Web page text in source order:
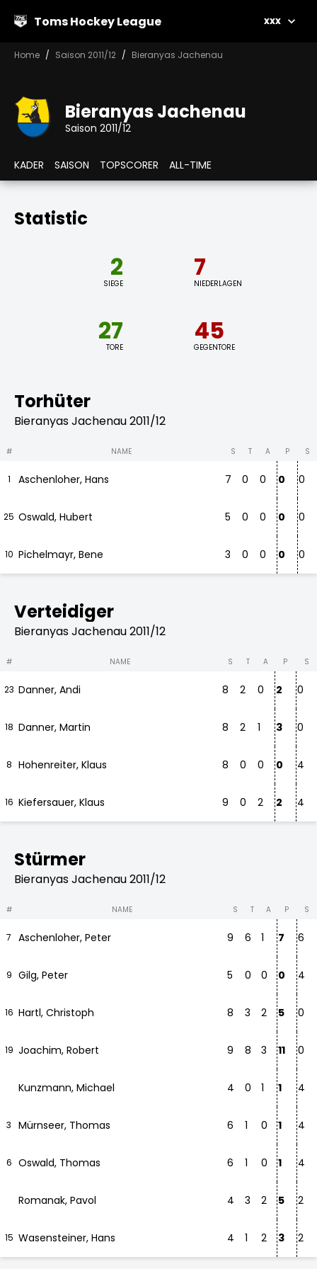
Toms Hockey League xxx
Home Saison 2011/12 Bieranyas Jachenau
Bieranyas Jachenau
Saison 2011/12
KADER SAISON TOPSCORER ALL-TIME
Statistic
2
SIEGE
7
NIEDERLAGEN
27
TORE
45
GEGENTORE
Torhüter
Bieranyas Jachenau 2011/12
# NAME S T A P S
1 Aschenloher, Hans 7 0 0 0 0
25 Oswald, Hubert 5 0 0 0 0
10 Pichelmayr, Bene 3 0 0 0 0
Verteidiger
Bieranyas Jachenau 2011/12
# NAME S T A P S
23 Danner, Andi 8 2 0 2 0
18 Danner, Martin 8 2 1 3 0
8 Hohenreiter, Klaus 8 0 0 0 4
16 Kiefersauer, Klaus 9 0 2 2 4
Stürmer
Bieranyas Jachenau 2011/12
# NAME S T A P S
7 Aschenloher, Peter 9 6 1 7 6
9 Gilg, Peter 5 0 0 0 4
16 Hartl, Christoph 8 3 2 5 0
19 Joachim, Robert 9 8 3 11 0
Kunzmann, Michael 4 0 1 1 4
3 Mürnseer, Thomas 6 1 0 1 4
6 Oswald, Thomas 6 1 0 1 4
Romanak, Pavol 4 3 2 5 2
15 Wasensteiner, Hans 4 1 2 3 2